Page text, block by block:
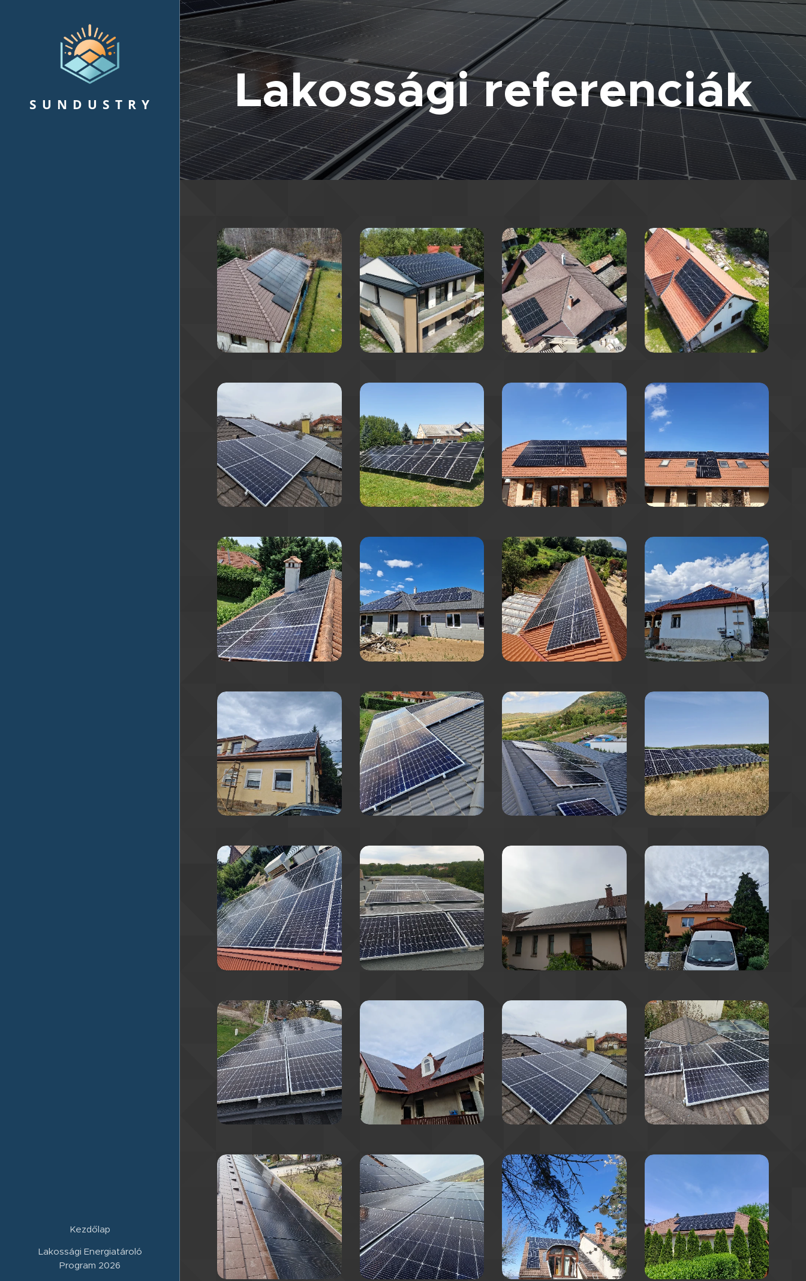
S U N D U S T R Y
Kezdőlap
Lakossági Energiatároló
Program 2026
Lakossági referenciák